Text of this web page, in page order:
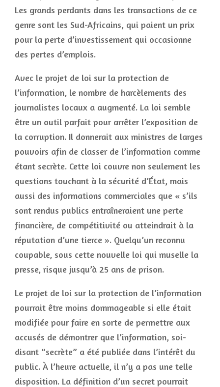
Les grands perdants dans les transactions de ce
genre sont les Sud-Africains, qui paient un prix
pour la perte d’investissement qui occasionne
des pertes d’emplois.
Avec le projet de loi sur la protection de
l’information, le nombre de harcèlements des
journalistes locaux a augmenté. La loi semble
être un outil parfait pour arrêter l’exposition de
la corruption. Il donnerait aux ministres de larges
pouvoirs afin de classer de l’information comme
étant secrète. Cette loi couvre non seulement les
questions touchant à la sécurité d’État, mais
aussi des informations commerciales que « s’ils
sont rendus publics entraîneraient une perte
financière, de compétitivité ou atteindrait à la
réputation d’une tierce ». Quelqu’un reconnu
coupable, sous cette nouvelle loi qui muselle la
presse, risque jusqu’à 25 ans de prison.
Le projet de loi sur la protection de l’information
pourrait être moins dommageable si elle était
modifiée pour faire en sorte de permettre aux
accusés de démontrer que l’information, soi-
disant “secrète” a été publiée dans l’intérêt du
public. À l’heure actuelle, il n’y a pas une telle
disposition. La définition d’un secret pourrait